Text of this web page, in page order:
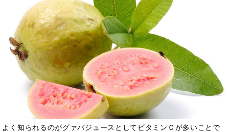
よく知られるのがグァバジュースとしてビタミンＣが多いことで